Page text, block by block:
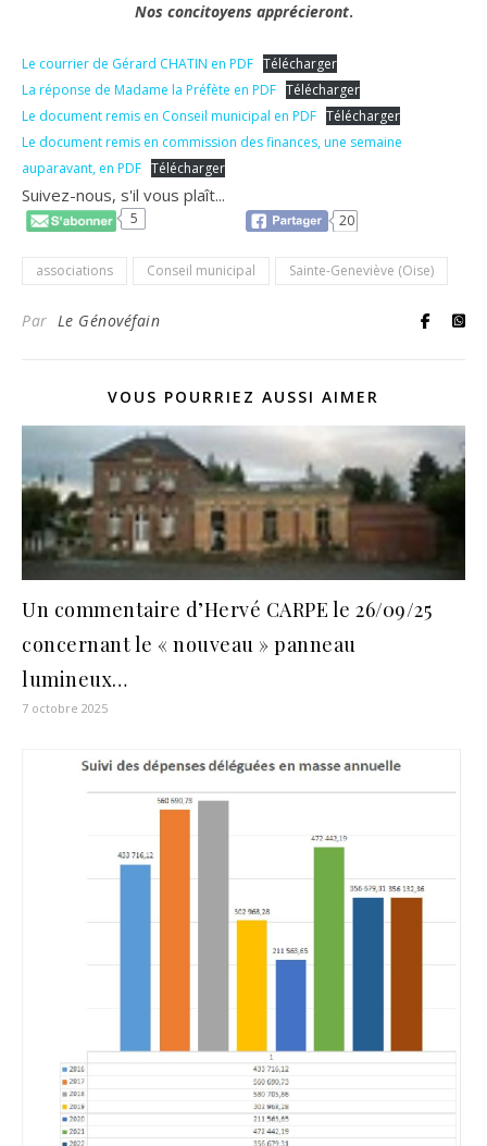
Nos concitoyens apprécieront.
Le courrier de Gérard CHATIN en PDF Télécharger
La réponse de Madame la Préfète en PDF Télécharger
Le document remis en Conseil municipal en PDF Télécharger
Le document remis en commission des finances, une semaine
auparavant, en PDF Télécharger
Suivez-nous, s'il vous plaît...
5 20
associations Conseil municipal Sainte-Geneviève (Oise)
Par Le Génovéfain
VOUS POURRIEZ AUSSI AIMER
Un commentaire d’Hervé CARPE le 26/09/25
concernant le « nouveau » panneau
lumineux…
7 octobre 2025